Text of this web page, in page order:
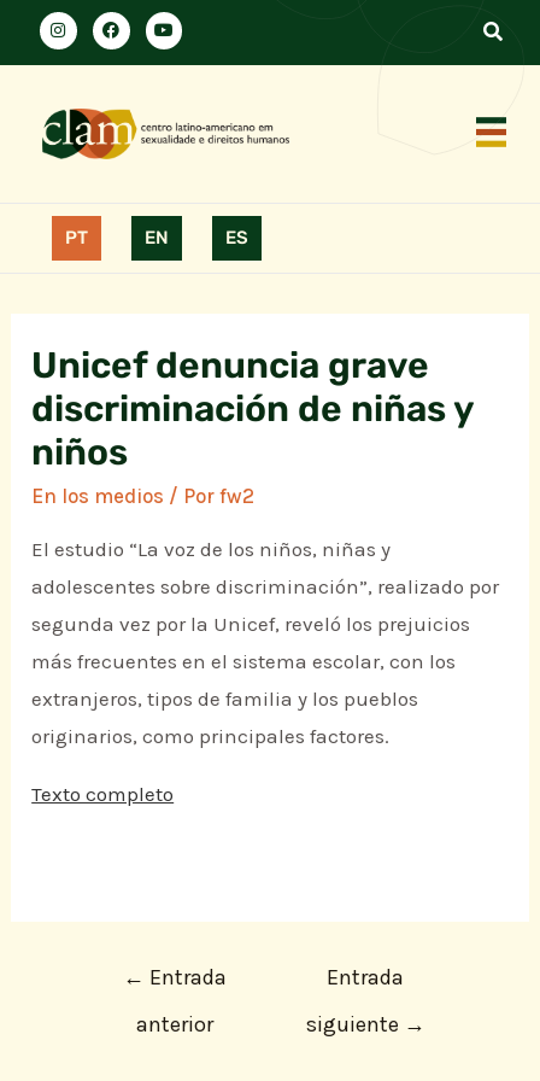
PT EN ES
Unicef denuncia grave
discriminación de niñas y
niños
En los medios / Porfw2
El estudio “La voz de los niños, niñas y
adolescentes sobre discriminación”, realizado por
segunda vez por la Unicef, reveló los prejuicios
más frecuentes en el sistema escolar, con los
extranjeros, tipos de familia y los pueblos
originarios, como principales factores.
Texto completo
← Entrada
anterior
Entrada
siguiente →